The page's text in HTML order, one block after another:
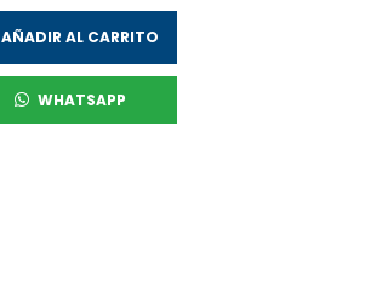
AÑADIR AL CARRITO
WHATSAPP